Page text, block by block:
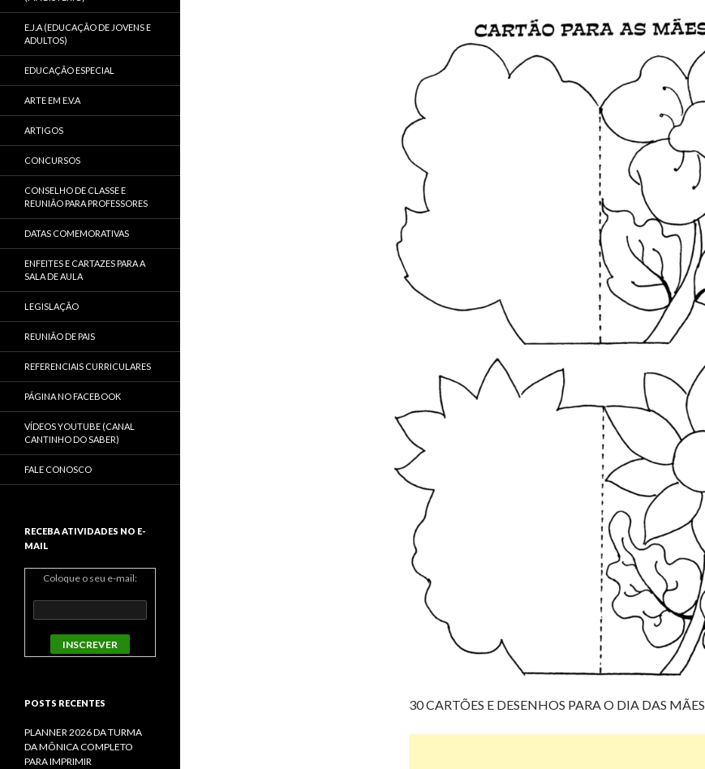
30 CARTÕES E DESENHOS PARA O DIA DAS MÃES
E.J.A (EDUCAÇÃO DE JOVENS E
ADULTOS)
EDUCAÇÃO ESPECIAL
ARTE EM E.V.A
ARTIGOS
CONCURSOS
CONSELHO DE CLASSE E
REUNIÃO PARA PROFESSORES
DATAS COMEMORATIVAS
ENFEITES E CARTAZES PARA A
SALA DE AULA
LEGISLAÇÃO
REUNIÃO DE PAIS
REFERENCIAIS CURRICULARES
PÁGINA NO FACEBOOK
VÍDEOS YOUTUBE (CANAL
CANTINHO DO SABER)
FALE CONOSCO
RECEBA ATIVIDADES NO E-
MAIL
Coloque o seu e-mail:
POSTS RECENTES
PLANNER 2026 DA TURMA
DA MÔNICA COMPLETO
PARA IMPRIMIR